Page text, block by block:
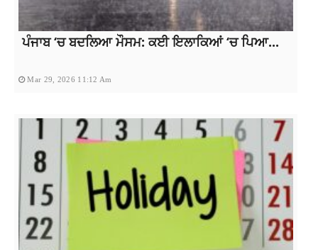
ਪੰਜਾਬ ‘ਚ ਬਦਲਿਆ ਮੌਸਮ: ਕਈ ਇਲਾਕਿਆਂ ‘ਚ ਪਿਆ...
Mar 29, 2026 11:12 Am